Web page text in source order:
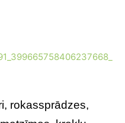
rokassprādzes,